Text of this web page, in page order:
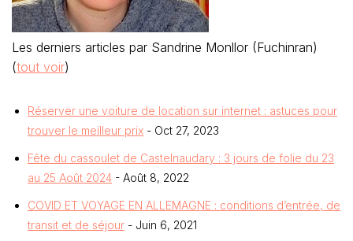
Les derniers articles par Sandrine Monllor (Fuchinran)
(tout voir)
Réserver une voiture de location sur internet : astuces pour
trouver le meilleur prix - Oct 27, 2023
Fête du cassoulet de Castelnaudary : 3 jours de folie du 23
au 25 Août 2024 - Août 8, 2022
COVID ET VOYAGE EN ALLEMAGNE : conditions d’entrée, de
transit et de séjour - Juin 6, 2021